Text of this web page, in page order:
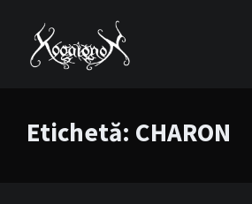
Etichetă: CHARON